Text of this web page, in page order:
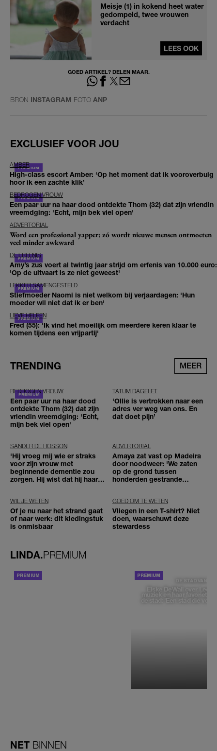
Meisje (1) in kokend heet water
gedompeld, twee vrouwen
verdacht
LEES OOK
GOED ARTIKEL? DELEN MAAR.
BRON INSTAGRAM FOTO ANP
EXCLUSIEF VOOR JOU
AMBER
High-class escort Amber: ‘Op het moment dat ik vooroverbuig
hoor ik een zachte klik’
BEDROGEN VROUW
Een paar uur na haar dood ontdekte Thom (32) dat zijn vriendin
vreemdging: 'Echt, mijn bek viel open'
ADVERTORIAL
Word een professional yapper: zó wordt nieuwe mensen ontmoeten
veel minder awkward
DE ERFENIS
Amy’s zus voert al twintig jaar strijd om erfenis van 10.000 euro:
'Op de uitvaart is ze niet geweest'
LEKKER SAMENGESTELD
Stiefmoeder Naomi is niet welkom bij verjaardagen: 'Hun
moeder wil niet dat ik er ben'
LIEVE HELEEN
Fred (55): 'Ik vind het moeilijk om meerdere keren klaar te
komen tijdens een vrijpartij'
TRENDING MEER
BEDROGEN VROUW
Een paar uur na haar dood
ontdekte Thom (32) dat zijn
vriendin vreemdging: 'Echt,
mijn bek viel open'
TATUM DAGELET
'Ollie is vertrokken naar een
adres ver weg van ons. En
dat doet pijn’
SANDER DE HOSSON
'Hij vroeg mij wie er straks
voor zijn vrouw met
beginnende dementie zou
zorgen. Hij wist dat hij haar
ADVERTORIAL
Amaya zat vast op Madeira
door noodweer: 'We zaten
op de grond tussen
honderden gestrande
WIL JE WETEN
Of je nu naar het strand gaat
of naar werk: dit kledingstuk
is onmisbaar
GOED OM TE WETEN
Vliegen in een T-shirt? Niet
doen, waarschuwt deze
stewardess
LINDA.PREMIUM
DE STAD VAN
Elske DeWall over
muziek en haar favoriete
de stad: 'Een stad die
NET BINNEN